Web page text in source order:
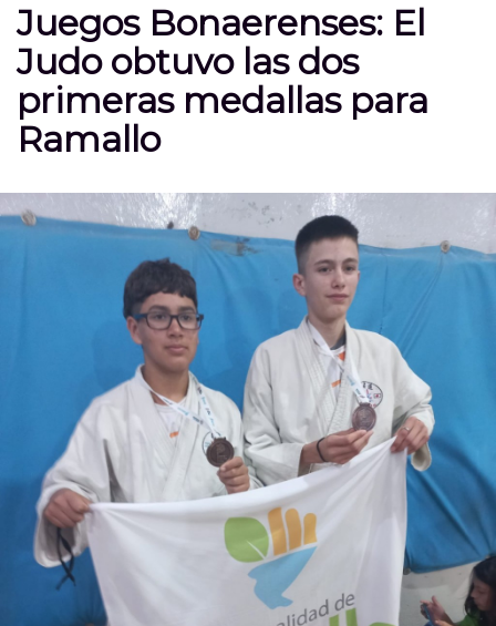
Juegos Bonaerenses: El
Judo obtuvo las dos
primeras medallas para
Ramallo